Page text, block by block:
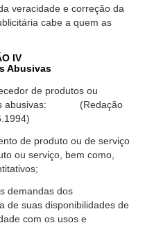
veracidade e correção da
cabe a quem as
IV
Abusivas
de produtos ou
abusivas: (Redação
de produto ou de serviço
ou serviço, bem como,
demandas dos
de suas disponibilidades de
com os usos e